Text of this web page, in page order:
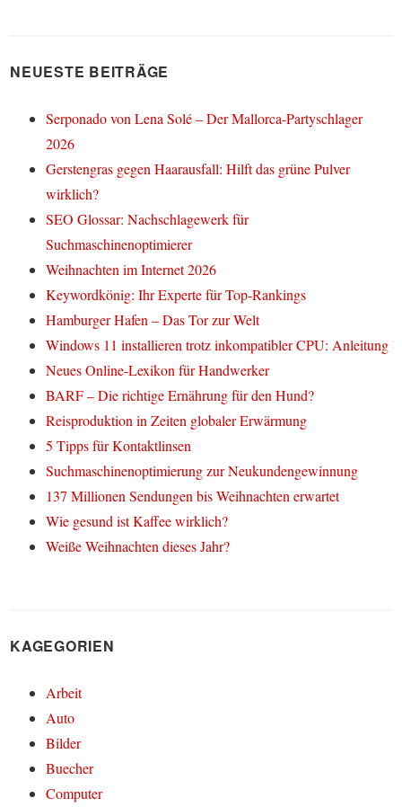
NEUESTE BEITRÄGE
Serponado von Lena Solé – Der Mallorca-Partyschlager
2026
Gerstengras gegen Haarausfall: Hilft das grüne Pulver
wirklich?
SEO Glossar: Nachschlagewerk für
Suchmaschinenoptimierer
Weihnachten im Internet 2026
Keywordkönig: Ihr Experte für Top-Rankings
Hamburger Hafen – Das Tor zur Welt
Windows 11 installieren trotz inkompatibler CPU: Anleitung
Neues Online-Lexikon für Handwerker
BARF – Die richtige Ernährung für den Hund?
Reisproduktion in Zeiten globaler Erwärmung
5 Tipps für Kontaktlinsen
Suchmaschinenoptimierung zur Neukundengewinnung
137 Millionen Sendungen bis Weihnachten erwartet
Wie gesund ist Kaffee wirklich?
Weiße Weihnachten dieses Jahr?
KAGEGORIEN
Arbeit
Auto
Bilder
Buecher
Computer